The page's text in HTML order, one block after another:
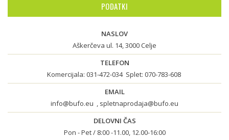
PODATKI
NASLOV
Aškerčeva ul. 14, 3000 Celje
TELEFON
Komercijala: 031-472-034Splet: 070-783-608
EMAIL
info@bufo.eu , spletnaprodaja@bufo.eu
DELOVNI ČAS
Pon - Pet / 8:00 -11.00, 12.00-16:00